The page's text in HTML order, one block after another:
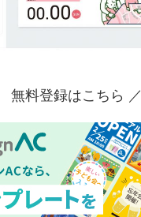
無料登録はこちら ／